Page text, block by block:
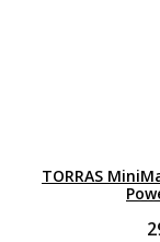
TORRAS